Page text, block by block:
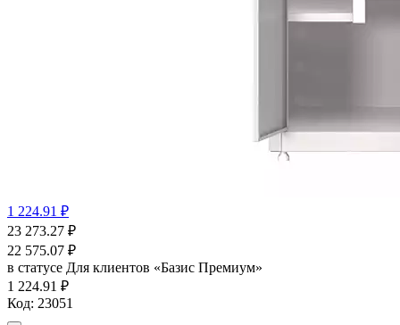
1 224.91 ₽
23 273.27 ₽
22 575.07 ₽
в статусе Для клиентов «Базис Премиум»
1 224.91 ₽
Код: 23051